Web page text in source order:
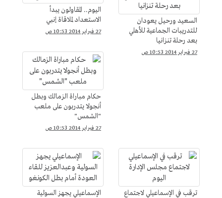
السعيد ورحيل يعودان
للتدريبات الجماعية للأهلي
بعد رحلة تنزانيا
27 فبراير 2014 10:53 ص
اليوم.. المقاولون يبدأ
الاستعداد لملاقاة إنبي
27 فبراير 2014 10:53 ص
حكام مباراة الزمالك وبطل
أنجولا يتدربون على ملعب
"الشمس"
27 فبراير 2014 10:53 ص
ترقب في الإسماعيلي لاجتماع
الإسماعيلي يجهز السولية